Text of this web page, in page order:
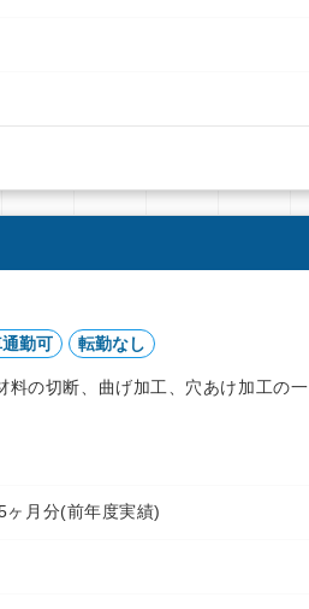
勤可 転勤なし
料の切断、曲げ加工、穴あけ加工の一
月分(前年度実績)